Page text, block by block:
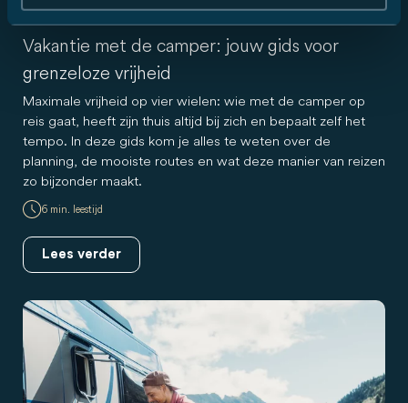
Tips
Vakantie met de camper: jouw gids voor
grenzeloze vrijheid
Maximale vrijheid op vier wielen: wie met de camper op
reis gaat, heeft zijn thuis altijd bij zich en bepaalt zelf het
tempo. In deze gids kom je alles te weten over de
planning, de mooiste routes en wat deze manier van reizen
zo bijzonder maakt.
6 min. leestijd
Lees verder